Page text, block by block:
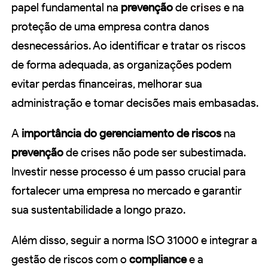
papel fundamental na prevençãodecrises e na
proteção de uma empresa contra danos
desnecessários. Ao identificar e tratar os riscos
de forma adequada, as organizações podem
evitar perdas financeiras, melhorar sua
administração e tomar decisões mais embasadas.
A importância do gerenciamento de riscos na
prevençãode crises não pode ser subestimada.
Investir nesse processo é um passo crucial para
fortalecer uma empresa no mercado e garantir
sua sustentabilidade a longo prazo.
Além disso, seguir a norma ISO 31000 e integrar a
gestão de riscos com o compliancee a